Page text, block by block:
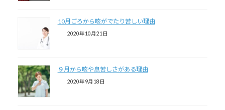
10月ごろから咳がでたり苦しい理由
2020年10月21日
９月から咳や息苦しさがある理由
2020年9月18日